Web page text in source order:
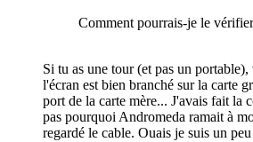
Comment pourrais-je le
Si tu as une tour (et pas un
l'écran est bien branché sur la carte
port de la carte mère... J'avais fait la
pas pourquoi Andromeda ramait à
regardé le cable. Ouais je suis un